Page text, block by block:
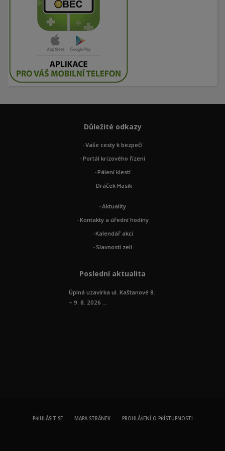
Důležité odkazy
Vaše cesty k bezpečí
Portál krizového řízení
Pálení klestí
Dráček Hasík
Aktuality
Kontakty a úřední hodiny
Kalendář akcí
Slavnosti zelí
Poslední aktualita
Úplná uzavírka ul. Kaštanové 8.
– 9. 8. 2026 ...
PŘIHLÁSIT SE MAPA STRÁNEK PROHLÁŠENÍ O PŘÍSTUPNOSTI